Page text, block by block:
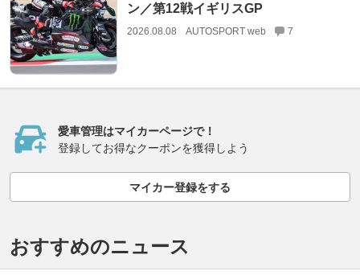
ン／第12戦イギリスGP
2026.08.08 AUTOSPORT web 7
愛車管理はマイカーページで！
登録してお得なクーポンを獲得しよう
マイカー登録をする
おすすめのニュース